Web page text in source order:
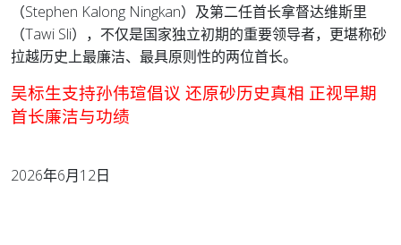
（Stephen Kalong Ningkan）及第二任首长拿督达维斯里
（Tawi Sli），不仅是国家独立初期的重要领导者，更堪称砂
拉越历史上最廉洁、最具原则性的两位首长。
吴标生支持孙伟瑄倡议 还原砂历史真相 正视早期
首长廉洁与功绩
2026年6月12日